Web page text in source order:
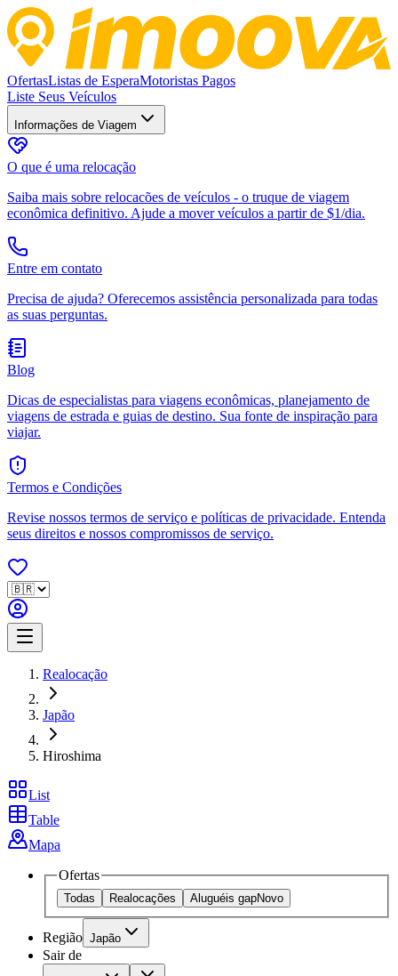
OfertasListas de EsperaMotoristas Pagos
Liste Seus Veículos
Informações de Viagem
O que é uma relocação
Saiba mais sobre relocacões de veículos - o truque de viagem
econômica definitivo. Ajude a mover veículos a partir de $1/dia.
Entre em contato
Precisa de ajuda? Oferecemos assistência personalizada para todas
as suas perguntas.
Blog
Dicas de especialistas para viagens econômicas, planejamento de
viagens de estrada e guias de destino. Sua fonte de inspiração para
viajar.
Termos e Condições
Revise nossos termos de serviço e políticas de privacidade. Entenda
seus direitos e nossos compromissos de serviço.
Realocação
Japão
Hiroshima
List
Table
Mapa
Ofertas
Todas Realocações Aluguéis gapNovo
Região Japão
Sair de